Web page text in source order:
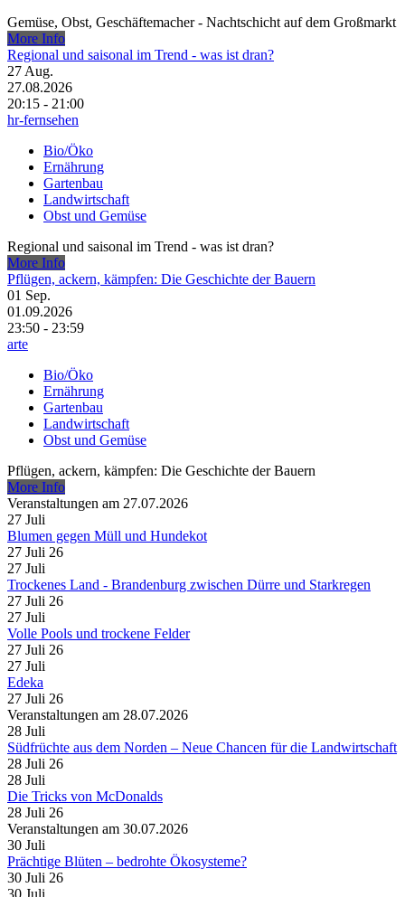
Gemüse, Obst, Geschäftemacher - Nachtschicht auf dem Großmarkt
More Info
Regional und saisonal im Trend - was ist dran?
27 Aug.
27.08.2026
20:15 - 21:00
hr-fernsehen
Bio/Öko
Ernährung
Gartenbau
Landwirtschaft
Obst und Gemüse
Regional und saisonal im Trend - was ist dran?
More Info
Pflügen, ackern, kämpfen: Die Geschichte der Bauern
01 Sep.
01.09.2026
23:50 - 23:59
arte
Bio/Öko
Ernährung
Gartenbau
Landwirtschaft
Obst und Gemüse
Pflügen, ackern, kämpfen: Die Geschichte der Bauern
More Info
Veranstaltungen am 27.07.2026
27 Juli
Blumen gegen Müll und Hundekot
27 Juli 26
27 Juli
Trockenes Land - Brandenburg zwischen Dürre und Starkregen
27 Juli 26
27 Juli
Volle Pools und trockene Felder
27 Juli 26
27 Juli
Edeka
27 Juli 26
Veranstaltungen am 28.07.2026
28 Juli
Südfrüchte aus dem Norden – Neue Chancen für die Landwirtschaft
28 Juli 26
28 Juli
Die Tricks von McDonalds
28 Juli 26
Veranstaltungen am 30.07.2026
30 Juli
Prächtige Blüten – bedrohte Ökosysteme?
30 Juli 26
30 Juli